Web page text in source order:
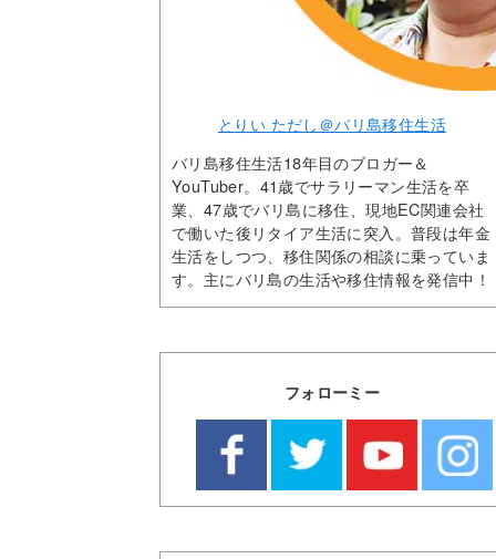
とりい ただし＠バリ島移住生活
バリ島移住生活18年目のブロガー＆
YouTuber。41歳でサラリーマン生活を卒
業、47歳でバリ島に移住、現地EC関連会社
で働いた後リタイア生活に突入。普段は年金
生活をしつつ、移住関係の相談に乗っていま
す。主にバリ島の生活や移住情報を発信中！
フォローミー